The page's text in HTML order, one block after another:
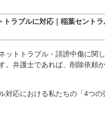
ラブルに対応｜稲葉セントラ
ットトラブル・誹謗中傷に関
。弁護士であれば、削除依頼
対応における私たちの「4つの